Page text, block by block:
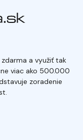
a využiť tak
viac ako 500.000
zoradenie